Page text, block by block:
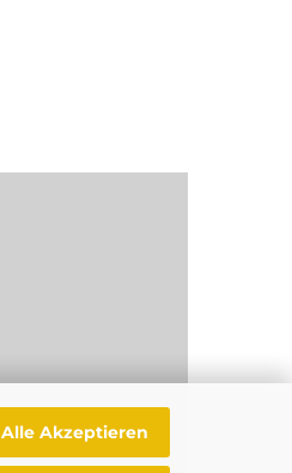
Alle Akzeptieren